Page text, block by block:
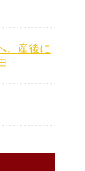
。産後に